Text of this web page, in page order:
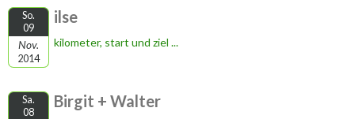
So.
09
Nov.
2014
ilse
kilometer, start und ziel ...
Sa.
08
Birgit + Walter